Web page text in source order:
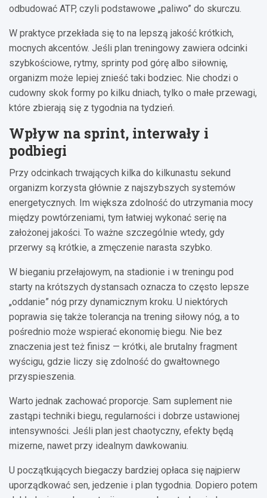
odbudować ATP, czyli podstawowe „paliwo” do skurczu.
W praktyce przekłada się to na lepszą jakość krótkich,
mocnych akcentów. Jeśli plan treningowy zawiera odcinki
szybkościowe, rytmy, sprinty pod górę albo siłownię,
organizm może lepiej znieść taki bodziec. Nie chodzi o
cudowny skok formy po kilku dniach, tylko o małe przewagi,
które zbierają się z tygodnia na tydzień.
Wpływ na sprint, interwały i
podbiegi
Przy odcinkach trwających kilka do kilkunastu sekund
organizm korzysta głównie z najszybszych systemów
energetycznych. Im większa zdolność do utrzymania mocy
między powtórzeniami, tym łatwiej wykonać serię na
założonej jakości. To ważne szczególnie wtedy, gdy
przerwy są krótkie, a zmęczenie narasta szybko.
W bieganiu przełajowym, na stadionie i w treningu pod
starty na krótszych dystansach oznacza to często lepsze
„oddanie” nóg przy dynamicznym kroku. U niektórych
poprawia się także tolerancja na trening siłowy nóg, a to
pośrednio może wspierać ekonomię biegu. Nie bez
znaczenia jest też finisz — krótki, ale brutalny fragment
wyścigu, gdzie liczy się zdolność do gwałtownego
przyspieszenia.
Warto jednak zachować proporcje. Sam suplement nie
zastąpi techniki biegu, regularności i dobrze ustawionej
intensywności. Jeśli plan jest chaotyczny, efekty będą
mizerne, nawet przy idealnym dawkowaniu.
U początkujących biegaczy bardziej opłaca się najpierw
uporządkować sen, jedzenie i plan tygodnia. Dopiero potem